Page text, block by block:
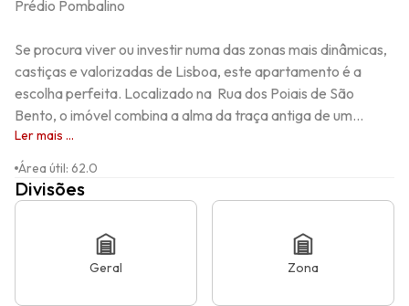
Prédio Pombalino
Se procura viver ou investir numa das zonas mais dinâmicas,
castiças e valorizadas de Lisboa, este apartamento é a
escolha perfeita. Localizado na  Rua dos Poiais de São
Bento, o imóvel combina a alma da traça antiga de um...
Ler mais ...
Área útil: 62.0
Divisões
Geral Zona